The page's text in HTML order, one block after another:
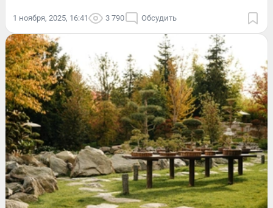
1 ноября, 2025, 16:41 3 790 Обсудить